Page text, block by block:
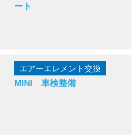
ート
エアーエレメント交換
MINI 車検整備